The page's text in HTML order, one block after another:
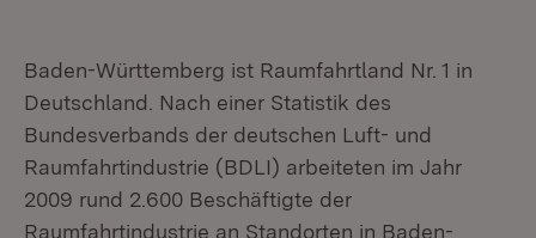
Baden-Württemberg ist Raumfahrtland Nr. 1 in
Deutschland. Nach einer Statistik des
Bundesverbands der deutschen Luft- und
Raumfahrtindustrie (BDLI) arbeiteten im Jahr
2009 rund 2.600 Beschäftigte der
Raumfahrtindustrie an Standorten in Baden-